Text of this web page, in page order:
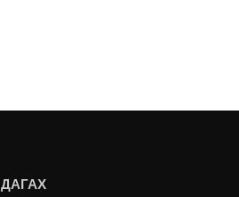
ДАГАХ